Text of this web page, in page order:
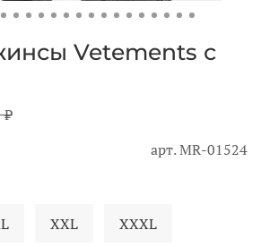
арт.MR-01524
Vetements с
₽
XXL XXXL